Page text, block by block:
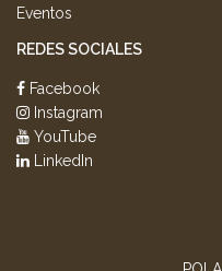
Eventos
REDES SOCIALES
Facebook
Instagram
YouTube
LinkedIn